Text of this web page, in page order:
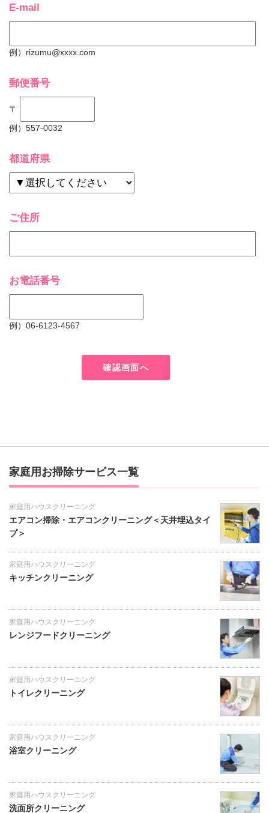
E-mail
例）rizumu@xxxx.com
郵便番号
〒
例）557-0032
都道府県
ご住所
お電話番号
例）06-6123-4567
家庭用お掃除サービス一覧
家庭用ハウスクリーニング
エアコン掃除・エアコンクリーニング＜天井埋込タイ
プ＞
家庭用ハウスクリーニング
キッチンクリーニング
家庭用ハウスクリーニング
レンジフードクリーニング
家庭用ハウスクリーニング
トイレクリーニング
家庭用ハウスクリーニング
浴室クリーニング
家庭用ハウスクリーニング
洗面所クリーニング